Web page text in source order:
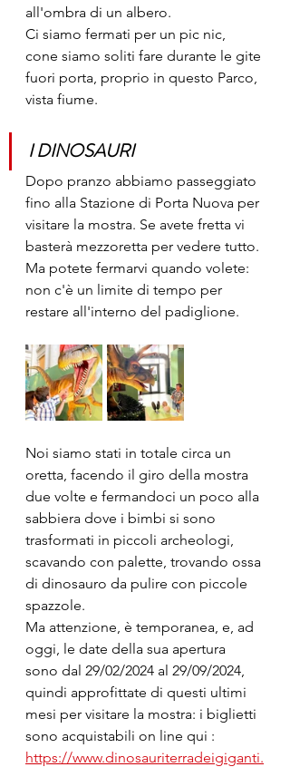
all'ombra di un albero.
Ci siamo fermati per un pic nic,
cone siamo soliti fare durante le gite
fuori porta, proprio in questo Parco,
vista fiume.
I DINOSAURI
Dopo pranzo abbiamo passeggiato
fino alla Stazione di Porta Nuova per
visitare la mostra. Se avete fretta vi
basterà mezzoretta per vedere tutto.
Ma potete fermarvi quando volete:
non c'è un limite di tempo per
restare all'interno del padiglione.
Noi siamo stati in totale circa un
oretta, facendo il giro della mostra
due volte e fermandoci un poco alla
sabbiera dove i bimbi si sono
trasformati in piccoli archeologi,
scavando con palette, trovando ossa
di dinosauro da pulire con piccole
spazzole.
Ma attenzione, è temporanea, e, ad
oggi, le date della sua apertura
sono dal 29/02/2024 al 29/09/2024,
quindi approfittate di questi ultimi
mesi per visitare la mostra: i biglietti
sono acquistabili on line qui :
https://www.dinosauriterradeigiganti.